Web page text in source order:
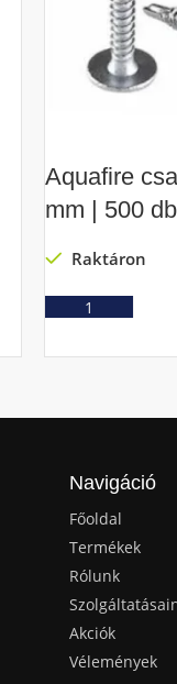
Aquafire
mm | 500 db
Raktáron
Navigáció
Főoldal
Termékek
Rólunk
Akciók
Vélemények